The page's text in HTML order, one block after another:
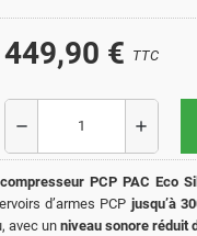
449,90 € TTC
remove add
compresseur PCP PAC Eco
d’armes PCP jusqu’à
avec unniveau sonore réduit